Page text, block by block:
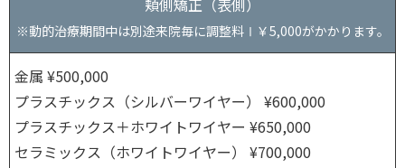
※動的治療期間中は別途来院毎に調整料Ⅰ￥5,000がかかります。
金属 ¥500,000
プラスチックス（シルバーワイヤー） ¥600,000
プラスチックス＋ホワイトワイヤー ¥650,000
セラミックス（ホワイトワイヤー） ¥700,000